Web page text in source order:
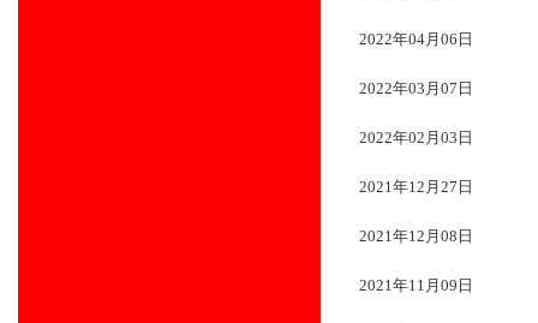
2022年04月06日
2022年03月07日
2022年02月03日
2021年12月27日
2021年12月08日
2021年11月09日